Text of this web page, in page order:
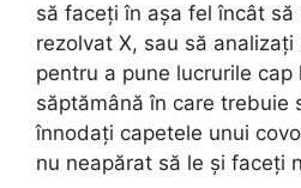
să faceți în așa fel încât să
rezolvat X, sau să
pentru a pune lucrurile cap
săptămână în care trebuie
înnodați capetele unui
nu neapărat să le și faceți